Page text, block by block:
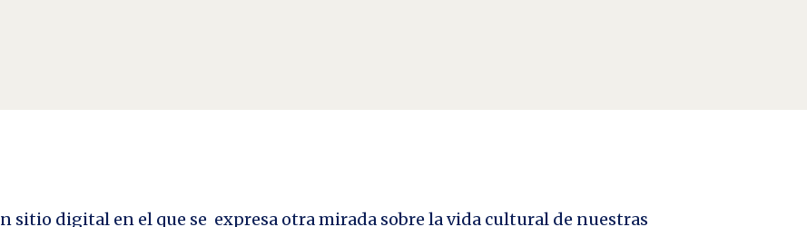
sitio digital en el que se expresa otra mirada sobre la vida cultural de nuestras